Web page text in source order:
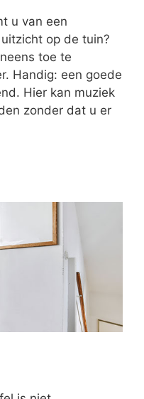
u van een
op de tuin?
toe te
Handig: een goede
Hier kan muziek
zonder dat u er